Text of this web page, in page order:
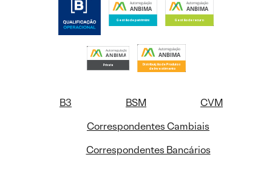
B3 BSM
CVM
Correspondentes Cambiais
Correspondentes Bancários